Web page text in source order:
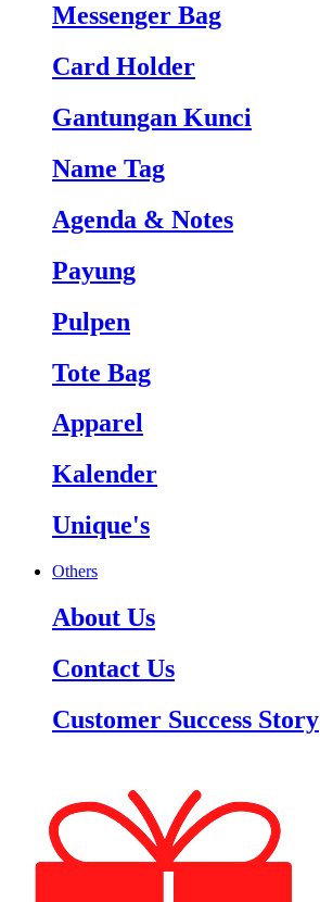
Messenger Bag
Card Holder
Gantungan Kunci
Name Tag
Agenda & Notes
Payung
Pulpen
Tote Bag
Apparel
Kalender
Unique's
Others
About Us
Contact Us
Customer Success Story